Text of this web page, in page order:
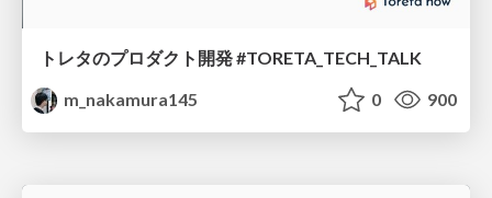
トレタのプロダクト開発 #TORETA_TECH_TALK
m_nakamura145
0 900